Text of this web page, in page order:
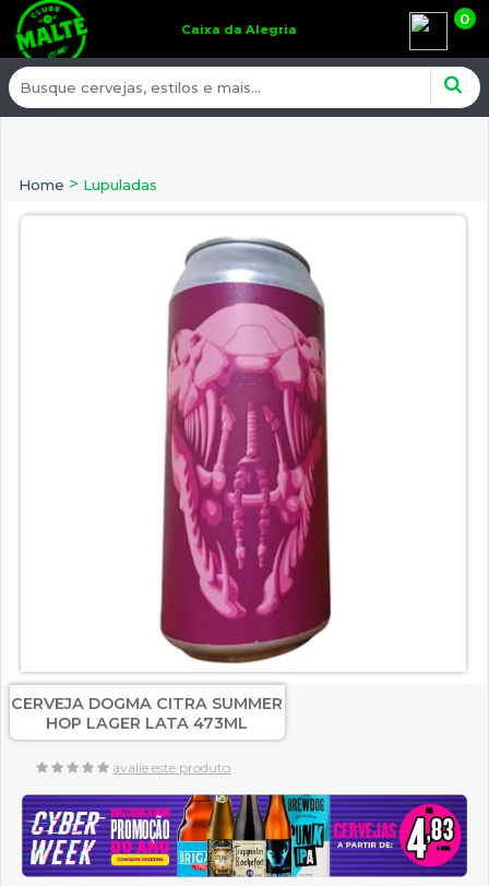
Caixa da Alegria
0
Home > Lupuladas
CERVEJA DOGMA CITRA SUMMER
HOP LAGER LATA 473ML
avalie este produto